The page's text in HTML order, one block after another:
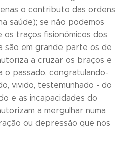
o contributo das ordens
saúde); se não podemos
traços fisionómicos dos
são em grande parte os de
a cruzar os braços e
o passado, congratulando-
vivido, testemunhado - do
e as incapacidades do
a mergulhar numa
ou depressão que nos